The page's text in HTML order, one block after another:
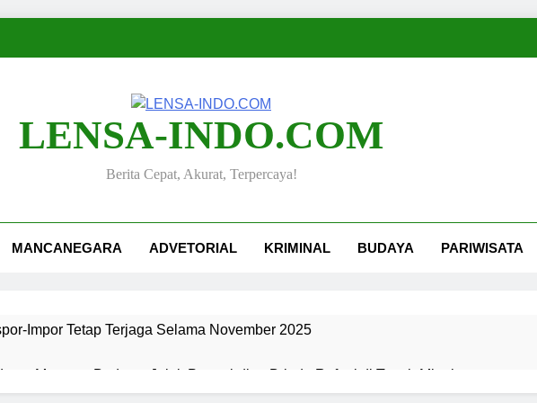
LENSA-INDO.COM
Berita Cepat, Akurat, Terpercaya!
MANCANEGARA ADVETORIAL KRIMINAL BUDAYA PARIWISATA
Impor Tetap Terjaga Selama November 2025
Merawat Budaya: Jejak Pengabdian Bripda Rafael di Tanah Minahasa